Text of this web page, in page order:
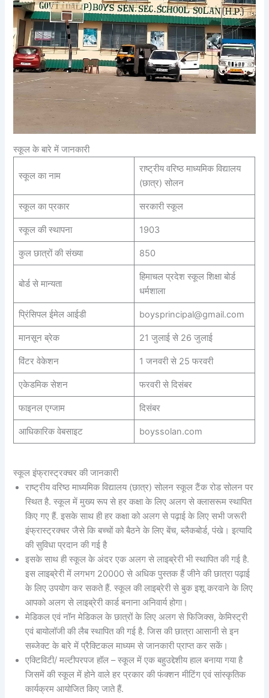
स्कूल के बारे में जानकारी
स्कूल का नाम
राष्ट्रीय वरिष्ठ माध्यमिक विद्यालय
(छात्र) सोलन
स्कूल का प्रकार सरकारी स्कूल
स्कूल की स्थापना 1903
कुल छात्रों की संख्या 850
बोर्ड से मान्यता
हिमाचल प्रदेश स्कूल शिक्षा बोर्ड
धर्मशाला
प्रिंसिपल ईमेल आईडी boysprincipal@gmail.com
मानसून ब्रेक 21 जुलाई से 26 जुलाई
विंटर वेकेशन 1 जनवरी से 25 फरवरी
एकेडमिक सेशन फरवरी से दिसंबर
फाइनल एग्जाम दिसंबर
आधिकारिक वेबसाइट boyssolan.com
स्कूल इंफ्रास्ट्रक्चर की जानकारी
राष्ट्रीय वरिष्ठ माध्यमिक विद्यालय (छात्र) सोलन स्कूल टैंक रोड सोलन पर
स्थित है. स्कूल में मुख्य रूप से हर कक्षा के लिए अलग से क्लासरूम स्थापित
किए गए हैं. इसके साथ ही हर कक्षा को अलग से पढ़ाई के लिए सभी जरूरी
इंफ्रास्ट्रक्चर जैसे कि बच्चों को बैठने के लिए बेंच, ब्लैकबोर्ड, पंखे। इत्यादि
की सुविधा प्रदान की गई है
इसके साथ ही स्कूल के अंदर एक अलग से लाइब्रेरी भी स्थापित की गई है.
इस लाइब्रेरी में लगभग 20000 से अधिक पुस्तक हैं जीने की छात्रा पढ़ाई
के लिए उपयोग कर सकते हैं. स्कूल की लाइब्रेरी से बुक इशू करवाने के लिए
आपको अलग से लाइब्रेरी कार्ड बनाना अनिवार्य होगा।
मेडिकल एवं नॉन मेडिकल के छात्रों के लिए अलग से फिजिक्स, केमिस्ट्री
एवं बायोलॉजी की लैब स्थापित की गई है. जिस की छात्रा आसानी से इन
सब्जेक्ट के बारे में प्रैक्टिकल माध्यम से जानकारी प्राप्त कर सकें।
एक्टिविटी/ मल्टीपरपज हॉल – स्कूल में एक बहुउद्देशीय हाल बनाया गया है
जिसमें की स्कूल में होने वाले हर प्रकार की फंक्शन मीटिंग एवं सांस्कृतिक
कार्यक्रम आयोजित किए जाते हैं.